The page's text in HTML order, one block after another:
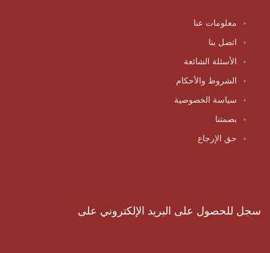
معلومات عنا
اتصل بنا
الأسئلة الشائعة
الشروط والأحكام
سياسة الخصوصية
بصمتنا
حق الإرجاع
سجل للحصول على البريد الإلكتروني على